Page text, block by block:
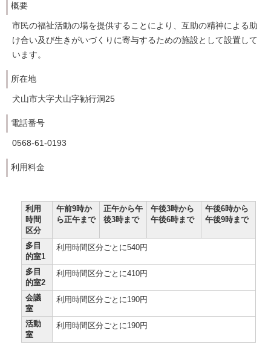
概要
市民の福祉活動の場を提供することにより、互助の精神による助
け合い及び生きがいづくりに寄与するための施設として設置して
います。
所在地
犬山市大字犬山字勧行洞25
電話番号
0568-61-0193
利用料金
利用
時間
区分
午前9時か
ら正午まで
正午から午
後3時まで
午後3時から
午後6時まで
午後6時から
午後9時まで
多目
的室1
利用時間区分ごとに540円
多目
的室2
利用時間区分ごとに410円
会議
室
利用時間区分ごとに190円
活動
室
利用時間区分ごとに190円